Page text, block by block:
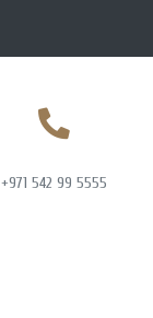
+971 542 99 5555